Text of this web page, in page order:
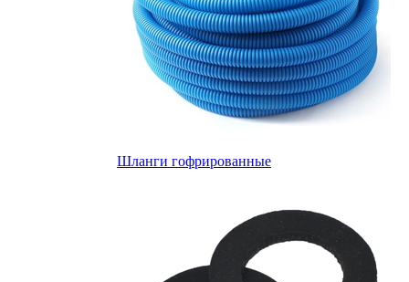
Шланги гофрированные